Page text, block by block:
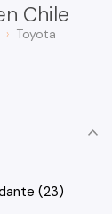
Chile
Toyota
(23)